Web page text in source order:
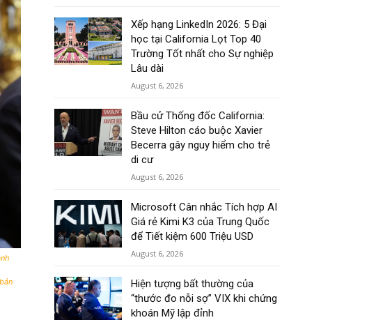
Xếp hạng LinkedIn 2026: 5 Đại
học tại California Lọt Top 40
Trường Tốt nhất cho Sự nghiệp
Lâu dài
August 6, 2026
Bầu cử Thống đốc California:
Steve Hilton cáo buộc Xavier
Becerra gây nguy hiểm cho trẻ
di cư
August 6, 2026
Microsoft Cân nhắc Tích hợp AI
Giá rẻ Kimi K3 của Trung Quốc
để Tiết kiệm 600 Triệu USD
August 6, 2026
Hiện tượng bất thường của
“thước đo nỗi sợ” VIX khi chứng
khoán Mỹ lập đỉnh